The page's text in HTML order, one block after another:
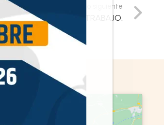
Resultado siguiente
Y HORARIOS DE TRABAJO.